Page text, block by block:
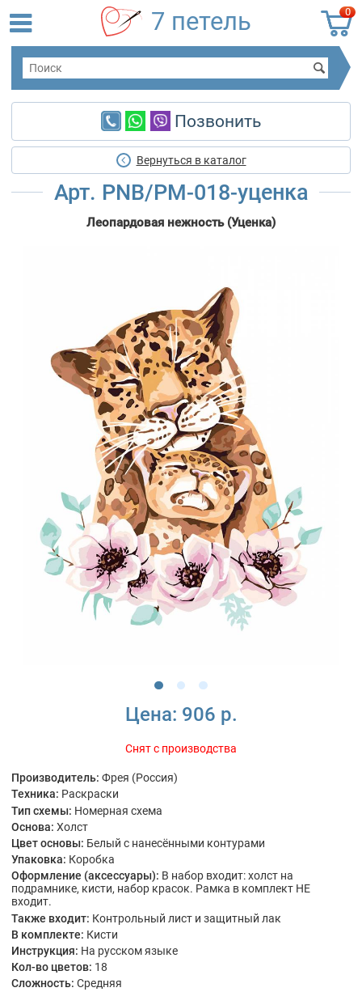
0
7 петель
Позвонить
Вернуться в каталог
Арт. PNB/PM-018-уценка
Леопардовая нежность (Уценка)
Цена: 906 р.
Снят с производства
Производитель: Фрея (Россия)
Техника: Раскраски
Тип схемы: Номерная схема
Основа: Холст
Цвет основы: Белый с нанесёнными контурами
Упаковка: Коробка
Оформление (аксессуары): В набор входит: холст на
подрамнике, кисти, набор красок. Рамка в комплект НЕ
входит.
Также входит: Контрольный лист и защитный лак
В комплекте: Кисти
Инструкция: На русском языке
Кол-во цветов: 18
Сложность: Средняя